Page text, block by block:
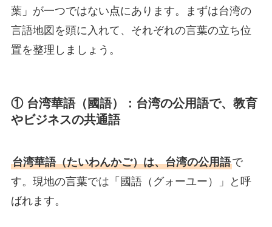
葉」が一つではない点にあります。まずは台湾の
言語地図を頭に入れて、それぞれの言葉の立ち位
置を整理しましょう。
① 台湾華語（國語）：台湾の公用語で、教育
やビジネスの共通語
台湾華語（たいわんかご）は、台湾の公用語で
す。現地の言葉では「國語（グォーユー）」と呼
ばれます。